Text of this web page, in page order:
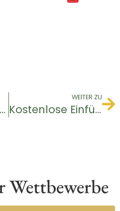
Junior Series Turnier
WEITER ZU
Kostenlose Einführung – Golftaufe
Wettbewerbe